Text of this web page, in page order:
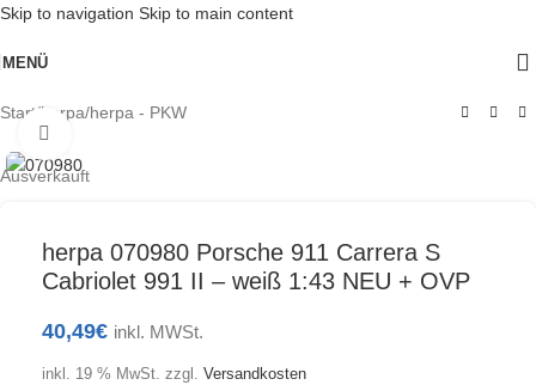
Skip to navigation Skip to main content
MENÜ
Start/herpa/herpa - PKW
Ausverkauft
herpa 070980 Porsche 911 Carrera S
Cabriolet 991 II – weiß 1:43 NEU + OVP
40,49€ inkl. MWSt.
inkl. 19 % MwSt. zzgl. Versandkosten